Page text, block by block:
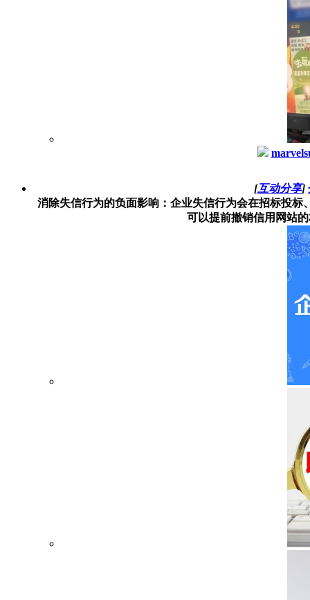
[互动分享]
消除失信行为的负面影响‌：企业失信行为会在招标投
可以提前撤销信用网站